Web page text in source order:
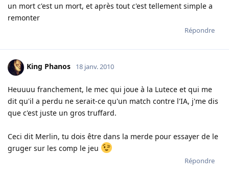
un mort c'est un mort, et après tout c'est tellement simple a
remonter
Répondre
King Phanos 18 janv. 2010
Heuuuu franchement, le mec qui joue à la Lutece et qui me
dit qu'il a perdu ne serait-ce qu'un match contre l'IA, j'me dis
que c'est juste un gros truffard.
Ceci dit Merlin, tu dois être dans la merde pour essayer de le
gruger sur les comp le jeu
Répondre